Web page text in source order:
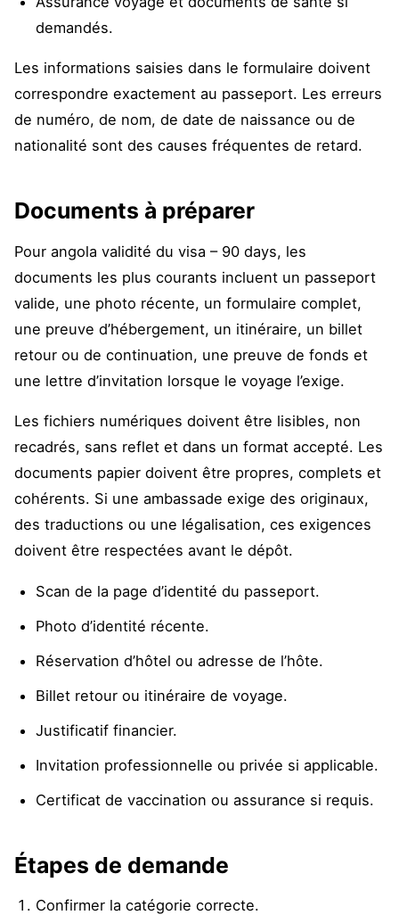
demandés.
Les informations saisies dans le formulaire doivent
correspondre exactement au passeport. Les erreurs
de numéro, de nom, de date de naissance ou de
nationalité sont des causes fréquentes de retard.
Documents à préparer
Pour angola validité du visa – 90 days, les
documents les plus courants incluent un passeport
valide, une photo récente, un formulaire complet,
une preuve d’hébergement, un itinéraire, un billet
retour ou de continuation, une preuve de fonds et
une lettre d’invitation lorsque le voyage l’exige.
Les fichiers numériques doivent être lisibles, non
recadrés, sans reflet et dans un format accepté. Les
documents papier doivent être propres, complets et
cohérents. Si une ambassade exige des originaux,
des traductions ou une légalisation, ces exigences
doivent être respectées avant le dépôt.
Scan de la page d’identité du passeport.
Photo d’identité récente.
Réservation d’hôtel ou adresse de l’hôte.
Billet retour ou itinéraire de voyage.
Justificatif financier.
Invitation professionnelle ou privée si applicable.
Certificat de vaccination ou assurance si requis.
Étapes de demande
Confirmer la catégorie correcte.